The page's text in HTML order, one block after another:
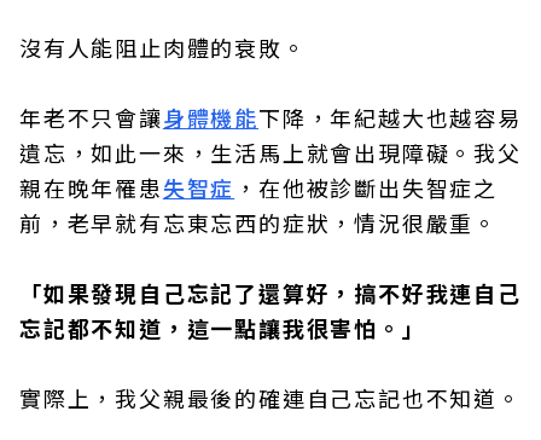
沒有人能阻止肉體的衰敗。
年老不只會讓身體機能下降，年紀越大也越容易
遺忘，如此一來，生活馬上就會出現障礙。我父
親在晚年罹患失智症 ，在他被診斷出失智症之
前，老早就有忘東忘西的症狀，情況很嚴重。
「如果發現自己忘記了還算好，搞不好我連自己
忘記都不知道，這一點讓我很害怕。」
實際上，我父親最後的確連自己忘記也不知道。